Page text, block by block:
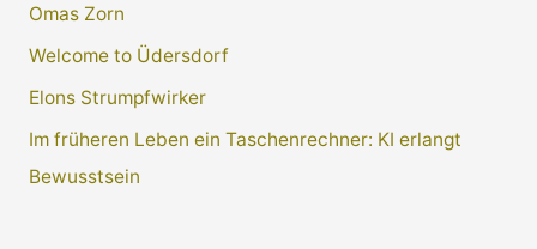
n
a
c
h
:
Omas Zorn
Welcome to Üdersdorf
Elons Strumpfwirker
Im früheren Leben ein Taschenrechner: KI erlangt
Bewusstsein